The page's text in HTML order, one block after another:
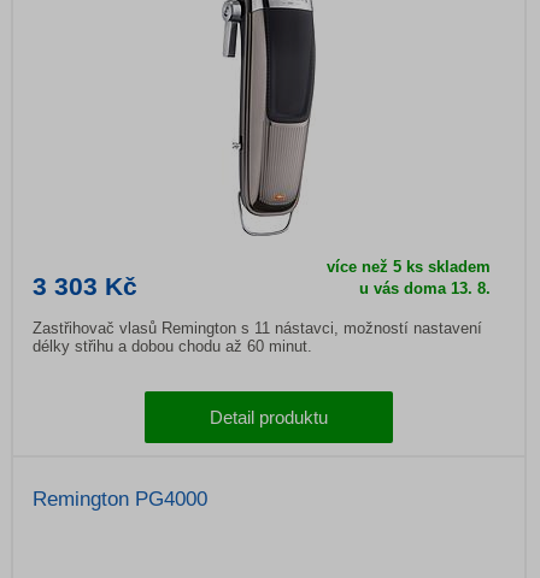
3 303 Kč
více než 5 ks skladem
u vás doma 13. 8.
Zastřihovač vlasů Remington s 11 nástavci, možností nastavení
délky střihu a dobou chodu až 60 minut.
Detail produktu
Remington PG4000